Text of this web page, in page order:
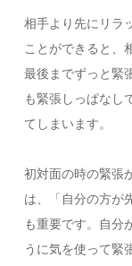
相手より先にリラ
ことができると、
最後までずっと緊
も緊張しっぱなし
てしまいます。
初対面の時の緊張
は、「自分の方が
も重要です。自分
うに気を使って緊